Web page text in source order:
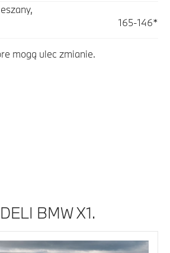
165-146*
mogą ulec zmianie.
BMW X1.